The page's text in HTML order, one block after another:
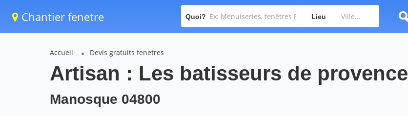
Chantier fenetre Quoi? Lieu
Accueil Devis gratuits fenetres
Artisan : Les batisseurs de provence
Manosque 04800